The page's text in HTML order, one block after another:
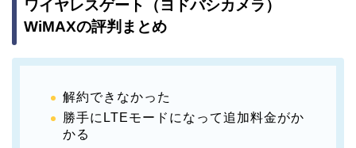
ワイヤレスゲート（ヨドバシカメラ）
WiMAXの評判まとめ
解約できなかった
勝手にLTEモードになって追加料金がか
かる